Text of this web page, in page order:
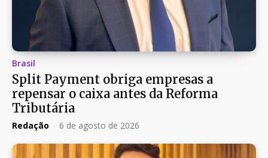
Brasil
Split Payment obriga empresas a
repensar o caixa antes da Reforma
Tributária
Redação - 6 de agosto de 2026